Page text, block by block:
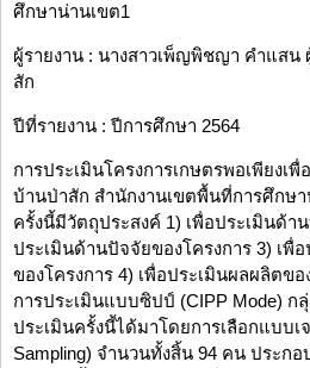
ศึกษาน่านเขต1
ผู้รายงาน : นางสาวเพ็ญพิชญา คำแสน
สัก
ปีที่รายงาน : ปีการศึกษา 2564
การประเมินโครงการเกษตรพอเพียงเพื่
บ้านป่าสัก สำนักงานเขตพื้นที่การศึกษ
ครั้งนี้มีวัตถุประสงค์ 1) เพื่อประเมินด้า
ประเมินด้านปัจจัยของโครงการ 3) เพื่
ของโครงการ 4) เพื่อประเมินผลผลิตข
การประเมินแบบซิปป์ (CIPP Mode) ก
ประเมินครั้งนี้ได้มาโดยการเลือกแบบเ
Sampling) จำนวนทั้งสิ้น 94 คน ประก